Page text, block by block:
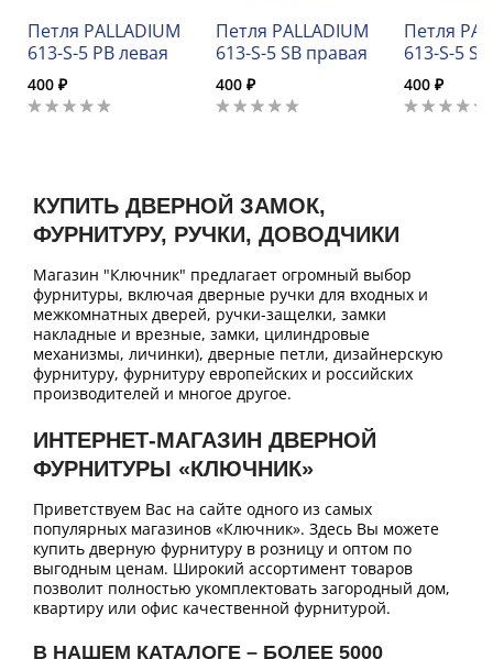
Петля PALLADIUM
613-S-5 PB левая
400 ₽
Петля PALLADIUM
613-S-5 SB правая
400 ₽
Петля
613-S-5
400 ₽
КУПИТЬ ДВЕРНОЙ ЗАМОК,
ФУРНИТУРУ, РУЧКИ, ДОВОДЧИКИ
Магазин "Ключник" предлагает огромный выбор
фурнитуры, включая дверные ручки для входных и
межкомнатных дверей, ручки-защелки, замки
накладные и врезные, замки, цилиндровые
механизмы, личинки), дверные петли, дизайнерскую
фурнитуру, фурнитуру европейских и российских
производителей и многое другое.
ИНТЕРНЕТ-МАГАЗИН ДВЕРНОЙ
ФУРНИТУРЫ «КЛЮЧНИК»
Приветствуем Вас на сайте одного из самых
популярных магазинов «Ключник». Здесь Вы можете
купить дверную фурнитуру в розницу и оптом по
выгодным ценам. Широкий ассортимент товаров
позволит полностью укомплектовать загородный дом,
квартиру или офис качественной фурнитурой.
В НАШЕМ КАТАЛОГЕ – БОЛЕЕ 5000